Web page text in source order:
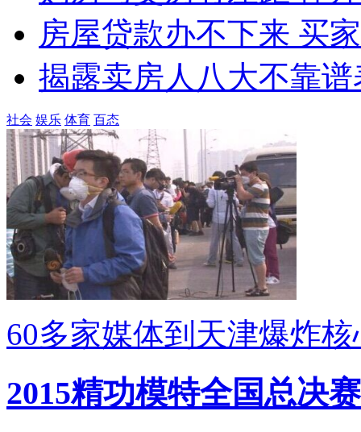
房屋贷款办不下来 买
揭露卖房人八大不靠谱
社会 娱乐 体育 百态
60多家媒体到天津爆炸
2015精功模特全国总决